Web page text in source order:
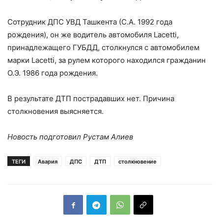
Сотрудник ДПС УВД Ташкента (С.А. 1992 года
рождения), он же водитель автомобиля Lacetti,
принадлежащего ГУБДД, столкнулся с автомобилем
марки Lacetti, за рулем которого находился гражданин
О.Э. 1986 года рождения.
В результате ДТП пострадавших нет. Причина
столкновения выясняется.
Новость подготовил Рустам Алиев
ТЕГИ Авария ДПС ДТП столкновение